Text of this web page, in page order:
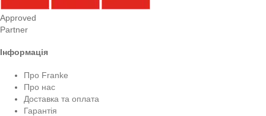
Approved
Partner
Інформація
Про Franke
Про нас
Доставка та оплата
Гарантія